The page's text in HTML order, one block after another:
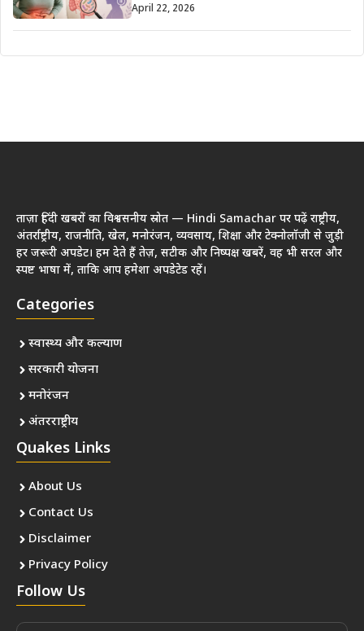
April 22, 2026
ताज़ा हिंदी खबरों का विश्वसनीय स्रोत — Hindi Samachar पर पढ़ें राष्ट्रीय,
अंतर्राष्ट्रीय, राजनीति, खेल, मनोरंजन, व्यवसाय, शिक्षा और टेक्नोलॉजी से जुड़ी
हर जरूरी अपडेट। हम देते हैं तेज़, सटीक और निष्पक्ष खबरें, वह भी सरल और
स्पष्ट भाषा में, ताकि आप हमेशा अपडेटेड रहें।
Categories
स्वास्थ्य और कल्याण
सरकारी योजना
मनोरंजन
अंतरराष्ट्रीय
Quakes Links
About Us
Contact Us
Disclaimer
Privacy Policy
Follow Us